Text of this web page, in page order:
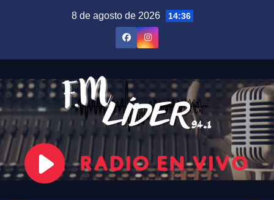
8 de agosto de 2026 14:36